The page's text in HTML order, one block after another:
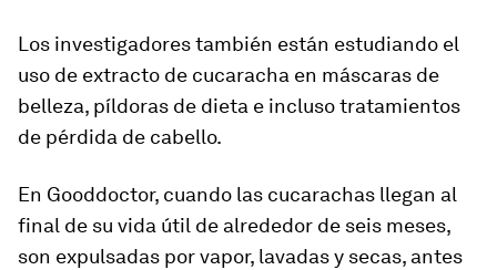
Los investigadores también están estudiando el
uso de extracto de cucaracha en máscaras de
belleza, píldoras de dieta e incluso tratamientos
de pérdida de cabello.
En Gooddoctor, cuando las cucarachas llegan al
final de su vida útil de alrededor de seis meses,
son expulsadas por vapor, lavadas y secas, antes